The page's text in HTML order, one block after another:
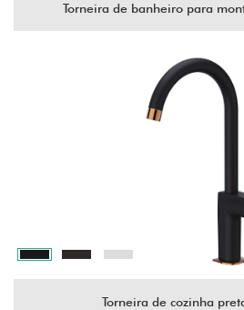
Torneira de banheiro para
Torneira de cozinha